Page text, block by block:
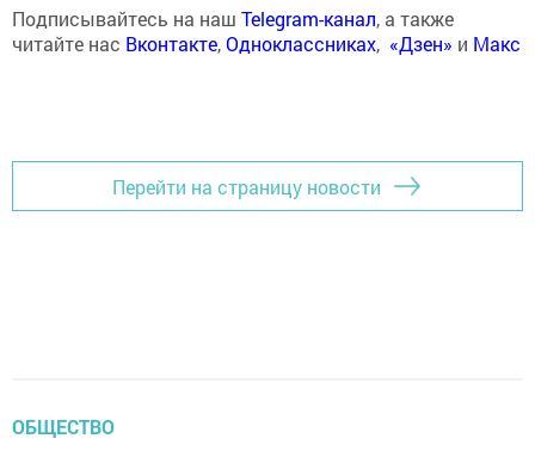
Подписывайтесь на наш Telegram-канал, а также
читайте нас Вконтакте,Одноклассниках, «Дзен» и Макс
Перейти на страницу новости
ОБЩЕСТВО